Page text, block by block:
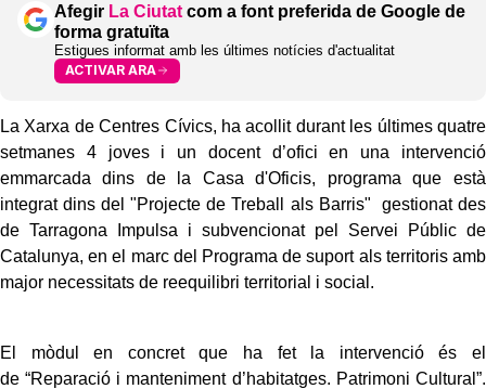
Afegir La Ciutat com a font preferida de Google de
forma gratuïta
Estigues informat amb les últimes notícies d'actualitat
ACTIVAR ARA
La Xarxa de Centres Cívics, ha acollit durant les últimes quatre
setmanes 4 joves i un docent d’ofici en una intervenció
emmarcada dins de la Casa d'Oficis, programa que està
integrat dins del "Projecte de Treball als Barris" gestionat des
de Tarragona Impulsa i subvencionat pel Servei Públic de
Catalunya, en el marc del Programa de suport als territoris amb
major necessitats de reequilibri territorial i social.
El mòdul en concret que ha fet la intervenció és el
de “Reparació i manteniment d’habitatges. Patrimoni Cultural”.